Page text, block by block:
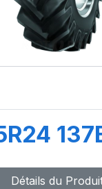
Détails du